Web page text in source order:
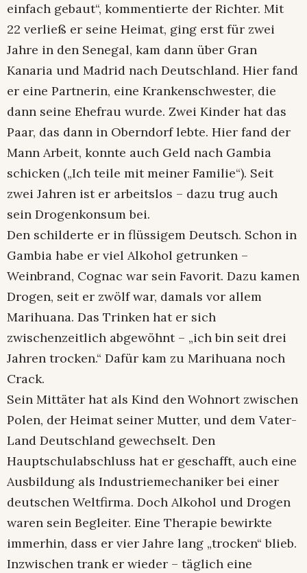
einfach gebaut“, kommentierte der Richter. Mit
22 verließ er seine Heimat, ging erst für zwei
Jahre in den Senegal, kam dann über Gran
Kanaria und Madrid nach Deutschland. Hier fand
er eine Partnerin, eine Krankenschwester, die
dann seine Ehefrau wurde. Zwei Kinder hat das
Paar, das dann in Oberndorf lebte. Hier fand der
Mann Arbeit, konnte auch Geld nach Gambia
schicken („Ich teile mit meiner Familie“). Seit
zwei Jahren ist er arbeitslos – dazu trug auch
sein Drogenkonsum bei.
Den schilderte er in flüssigem Deutsch. Schon in
Gambia habe er viel Alkohol getrunken –
Weinbrand, Cognac war sein Favorit. Dazu kamen
Drogen, seit er zwölf war, damals vor allem
Marihuana. Das Trinken hat er sich
zwischenzeitlich abgewöhnt – „ich bin seit drei
Jahren trocken.“ Dafür kam zu Marihuana noch
Crack.
Sein Mittäter hat als Kind den Wohnort zwischen
Polen, der Heimat seiner Mutter, und dem Vater-
Land Deutschland gewechselt. Den
Hauptschulabschluss hat er geschafft, auch eine
Ausbildung als Industriemechaniker bei einer
deutschen Weltfirma. Doch Alkohol und Drogen
waren sein Begleiter. Eine Therapie bewirkte
immerhin, dass er vier Jahre lang „trocken“ blieb.
Inzwischen trank er wieder – täglich eine